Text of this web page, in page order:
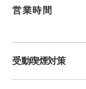
営業時間
受動喫煙対策